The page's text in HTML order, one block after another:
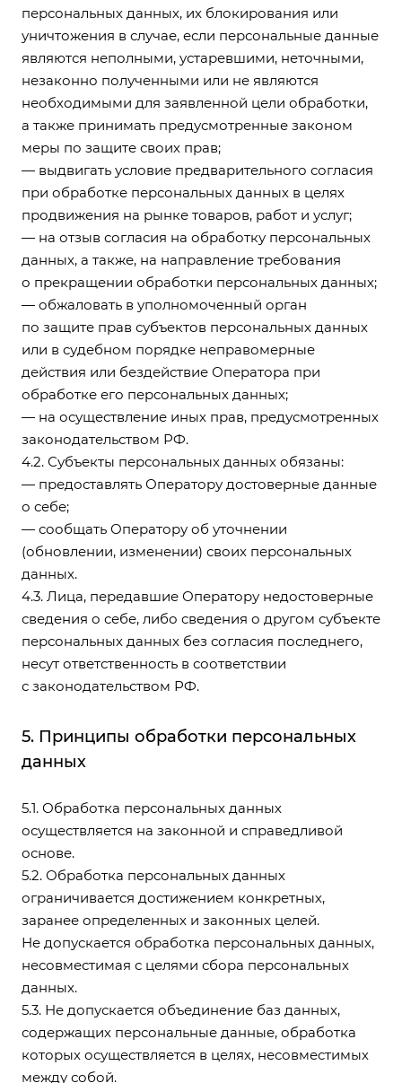
персональных данных, их блокирования или
уничтожения в случае, если персональные данные
являются неполными, устаревшими, неточными,
незаконно полученными или не являются
необходимыми для заявленной цели обработки,
а также принимать предусмотренные законом
меры по защите своих прав;
— выдвигать условие предварительного согласия
при обработке персональных данных в целях
продвижения на рынке товаров, работ и услуг;
— на отзыв согласия на обработку персональных
данных, а также, на направление требования
о прекращении обработки персональных данных;
— обжаловать в уполномоченный орган
по защите прав субъектов персональных данных
или в судебном порядке неправомерные
действия или бездействие Оператора при
обработке его персональных данных;
— на осуществление иных прав, предусмотренных
законодательством РФ.
4.2. Субъекты персональных данных обязаны:
— предоставлять Оператору достоверные данные
о себе;
— сообщать Оператору об уточнении
(обновлении, изменении) своих персональных
данных.
4.3. Лица, передавшие Оператору недостоверные
сведения о себе, либо сведения о другом субъекте
персональных данных без согласия последнего,
несут ответственность в соответствии
с законодательством РФ.
5. Принципы обработки персональных
данных
5.1. Обработка персональных данных
осуществляется на законной и справедливой
основе.
5.2. Обработка персональных данных
ограничивается достижением конкретных,
заранее определенных и законных целей.
Не допускается обработка персональных данных,
несовместимая с целями сбора персональных
данных.
5.3. Не допускается объединение баз данных,
содержащих персональные данные, обработка
которых осуществляется в целях, несовместимых
между собой.